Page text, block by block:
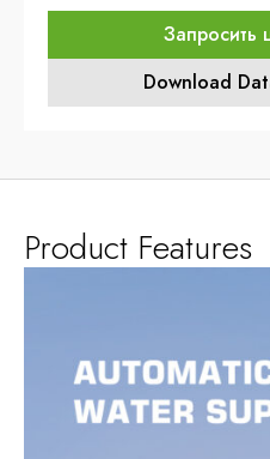
Запросить
Download
Product Features